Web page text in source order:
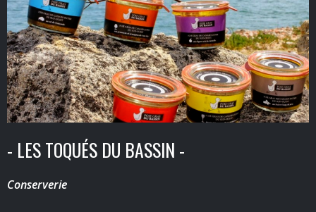
- LES TOQUÉS DU BASSIN -
Conserverie